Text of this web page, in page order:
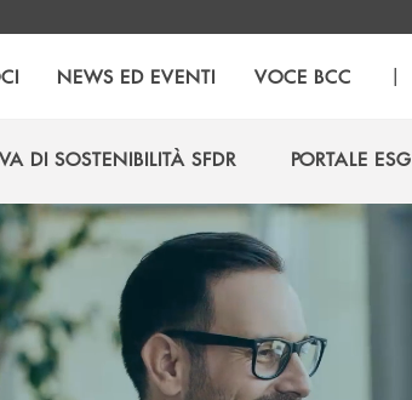
NEWS ED EVENTI VOCE BCC |
DI SOSTENIBILITÀ SFDR
PORTALE ESG